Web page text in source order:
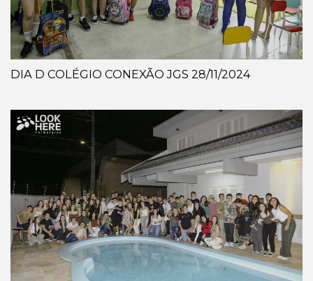
DIA D COLÉGIO CONEXÃO JGS 28/11/2024